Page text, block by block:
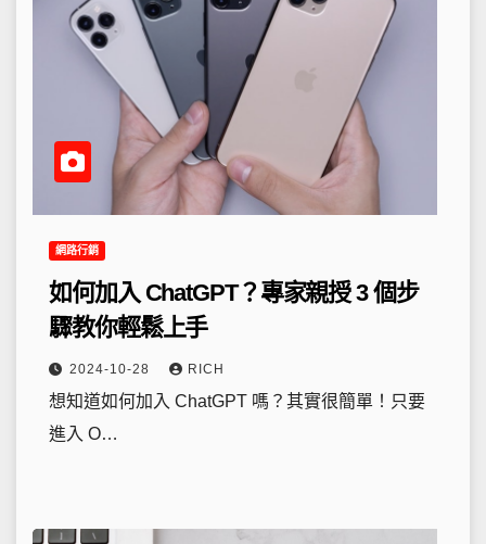
網路行銷
如何加入 ChatGPT？專家親授 3 個步
驟教你輕鬆上手
2024-10-28 RICH
想知道如何加入 ChatGPT 嗎？其實很簡單！只要
進入 O…